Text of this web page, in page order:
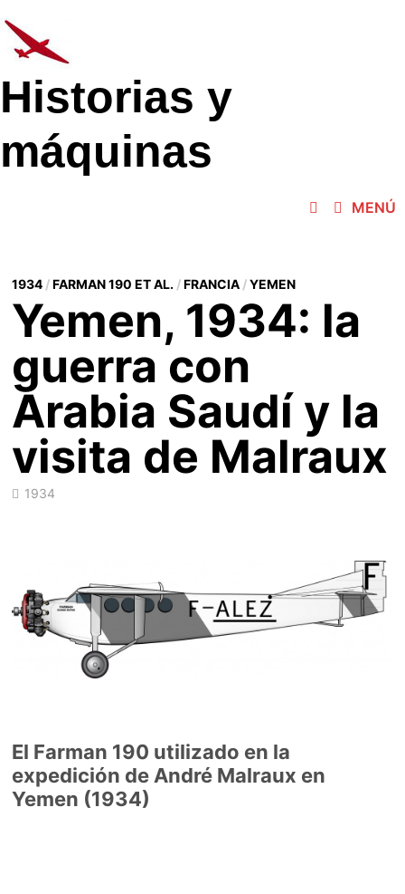
al
contenido
Historias y
máquinas
MENÚ
1934/FARMAN 190 ET AL./FRANCIA/YEMEN
Yemen, 1934: la
guerra con
Arabia Saudí y la
visita de Malraux
1934
El Farman 190 utilizado en la
expedición de André Malraux en
Yemen (1934)